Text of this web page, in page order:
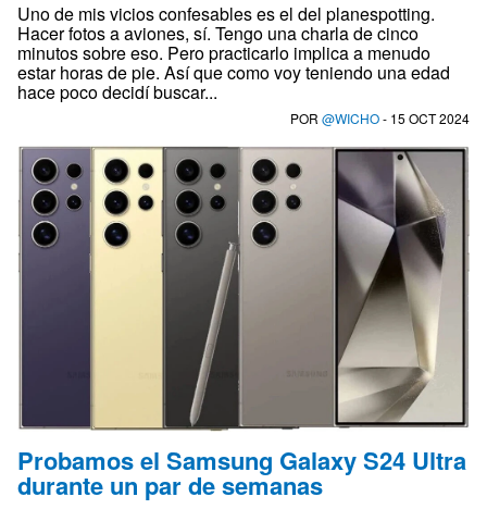
Uno de mis vicios confesables es el del planespotting.
Hacer fotos a aviones, sí. Tengo una charla de cinco
minutos sobre eso. Pero practicarlo implica a menudo
estar horas de pie. Así que como voy teniendo una edad
hace poco decidí buscar...
POR @WICHO- 15 OCT 2024
Probamos el Samsung Galaxy S24 Ultra
durante un par de semanas